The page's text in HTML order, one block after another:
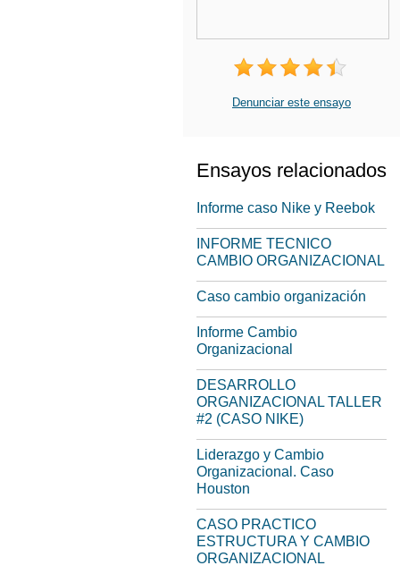
Denunciar este ensayo
Ensayos relacionados
Informe caso Nike y Reebok
INFORME TECNICO
CAMBIO ORGANIZACIONAL
Caso cambio organización
Informe Cambio
Organizacional
DESARROLLO
ORGANIZACIONAL TALLER
#2 (CASO NIKE)
Liderazgo y Cambio
Organizacional. Caso
Houston
CASO PRACTICO
ESTRUCTURA Y CAMBIO
ORGANIZACIONAL